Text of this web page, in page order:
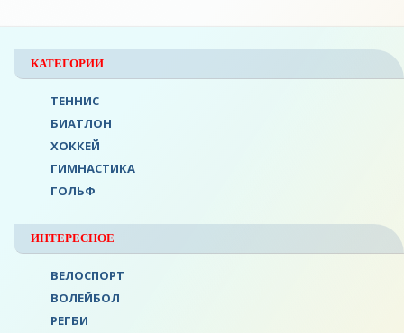
КАТЕГОРИИ
ТЕННИС
БИАТЛОН
ХОККЕЙ
ГИМНАСТИКА
ГОЛЬФ
ИНТЕРЕСНОЕ
ВЕЛОСПОРТ
ВОЛЕЙБОЛ
РЕГБИ